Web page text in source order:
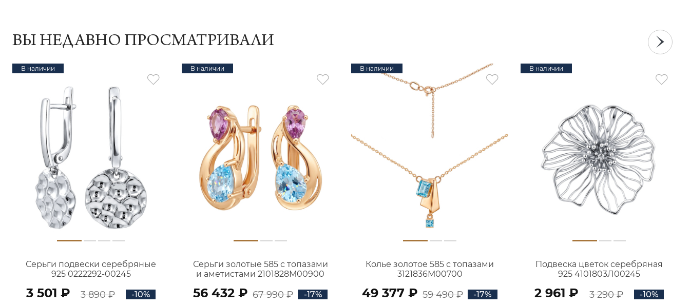
ВЫ НЕДАВНО ПРОСМАТРИВАЛИ
В наличии
Серьги подвески серебряные
925 0222292-00245
3 501 ₽ 3 890 ₽
-10%
В наличии
Серьги золотые 585 с топазами
и аметистами 2101828М00900
56 432 ₽ 67 990 ₽
-17%
В наличии
Колье золотое 585 с топазами
3121836М00700
49 377 ₽ 59 490 ₽
-17%
В наличии
Подвеска цветок серебряная
925 4101803Л00245
2 961 ₽ 3 290 ₽ -10%